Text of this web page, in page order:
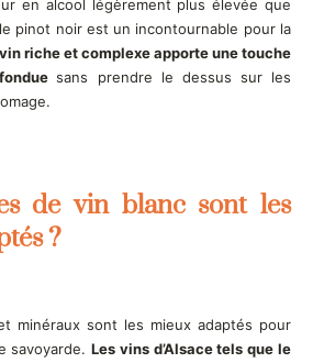
en alcool légèrement plus élevée que
pinot noir est un incontournable pour la
riche et complexe apporte une touche
sans prendre le dessus sur les
de vin blanc sont les
?
minéraux sont les mieux adaptés pour
savoyarde.Les vins d’Alsace tels que le